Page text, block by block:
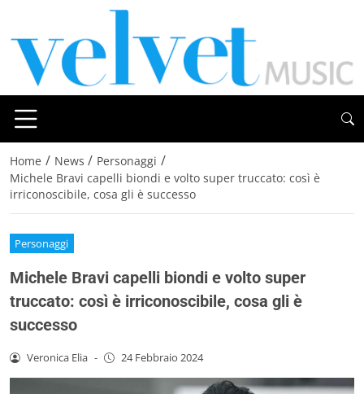
Home / News / Personaggi /
Michele Bravi capelli biondi e volto super truccato: così è
irriconoscibile, cosa gli è successo
Personaggi
Michele Bravi capelli biondi e volto super
truccato: così è irriconoscibile, cosa gli è
successo
Veronica Elia - 24 Febbraio 2024